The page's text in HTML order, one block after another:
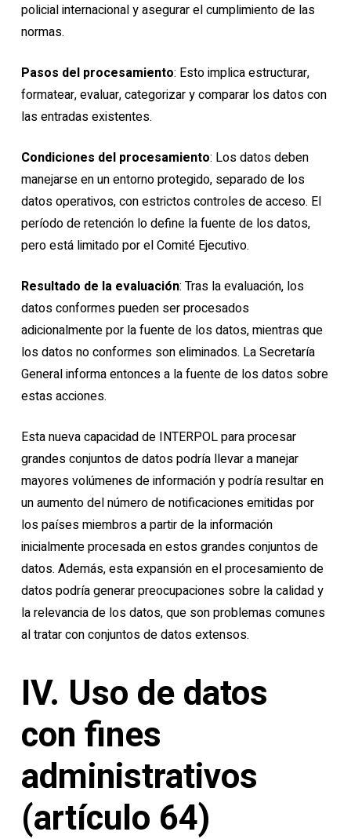
policial internacional y asegurar el cumplimiento de las
normas.
Pasos del procesamiento: Esto implica estructurar,
formatear, evaluar, categorizar y comparar los datos con
las entradas existentes.
Condiciones del procesamiento: Los datos deben
manejarse en un entorno protegido, separado de los
datos operativos, con estrictos controles de acceso. El
período de retención lo define la fuente de los datos,
pero está limitado por el Comité Ejecutivo.
Resultado de la evaluación: Tras la evaluación, los
datos conformes pueden ser procesados
adicionalmente por la fuente de los datos, mientras que
los datos no conformes son eliminados. La Secretaría
General informa entonces a la fuente de los datos sobre
estas acciones.
Esta nueva capacidad de INTERPOL para procesar
grandes conjuntos de datos podría llevar a manejar
mayores volúmenes de información y podría resultar en
un aumento del número de notificaciones emitidas por
los países miembros a partir de la información
inicialmente procesada en estos grandes conjuntos de
datos. Además, esta expansión en el procesamiento de
datos podría generar preocupaciones sobre la calidad y
la relevancia de los datos, que son problemas comunes
al tratar con conjuntos de datos extensos.
IV. Uso de datos
con fines
administrativos
(artículo 64)